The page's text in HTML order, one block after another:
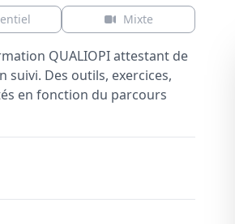
Mixte
QUALIOPI attestant de
suivi. Des outils, exercices,
en fonction du parcours